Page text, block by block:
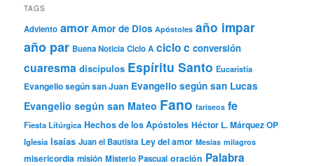
TAGS
Adviento amor Amor de Dios Apóstoles año impar
año par Buena Noticia Ciclo A ciclo c conversión
cuaresma discípulos Espíritu Santo Eucaristía
Evangelio según san Juan Evangelio según san Lucas
Evangelio según san Mateo Fano fariseos fe
Fiesta Litúrgica Hechos de los Apóstoles Héctor L. Márquez OP
Iglesia Isaías Juan el Bautista Ley del amor Mesías milagros
misericordia misión Misterio Pascual oración Palabra